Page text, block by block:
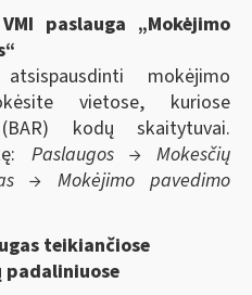
paslauga „Mokėjimo
mokėjimo
vietose, kuriose
kodų skaitytuvai.
Paslaugos → Mokesčių
→ Mokėjimo pavedimo
teikiančiose